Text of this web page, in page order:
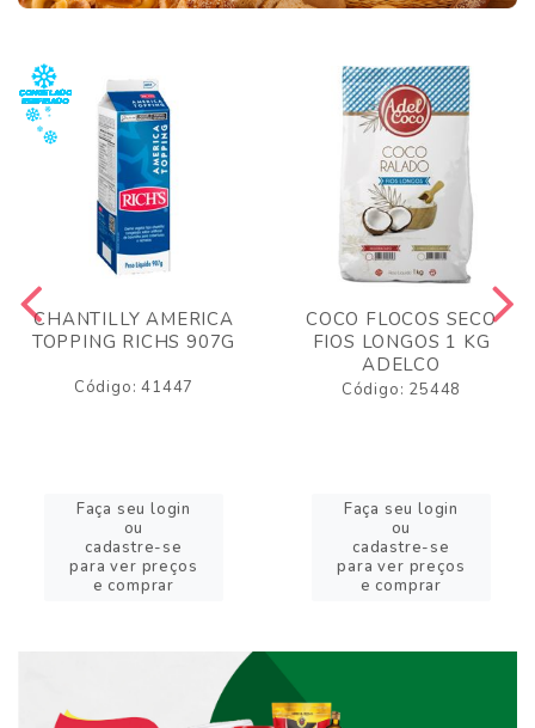
CHANTILLY AMERICA
TOPPING RICHS 907G
Código: 41447
Faça seu login
ou
cadastre-se
para ver preços
e comprar
COCO FLOCOS SECO
FIOS LONGOS 1 KG
ADELCO
Código: 25448
Faça seu login
ou
cadastre-se
para ver preços
e comprar